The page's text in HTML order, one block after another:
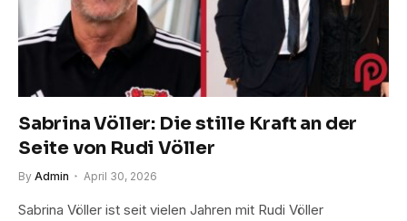
Sabrina Völler: Die stille Kraft an der
Seite von Rudi Völler
By Admin April 30, 2026
Sabrina Völler ist seit vielen Jahren mit Rudi Völler